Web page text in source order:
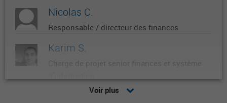
Nicolas C.
Responsable / directeur des finances
Karim S.
Charge de projet senior finances et système
Florence L.Voir plus